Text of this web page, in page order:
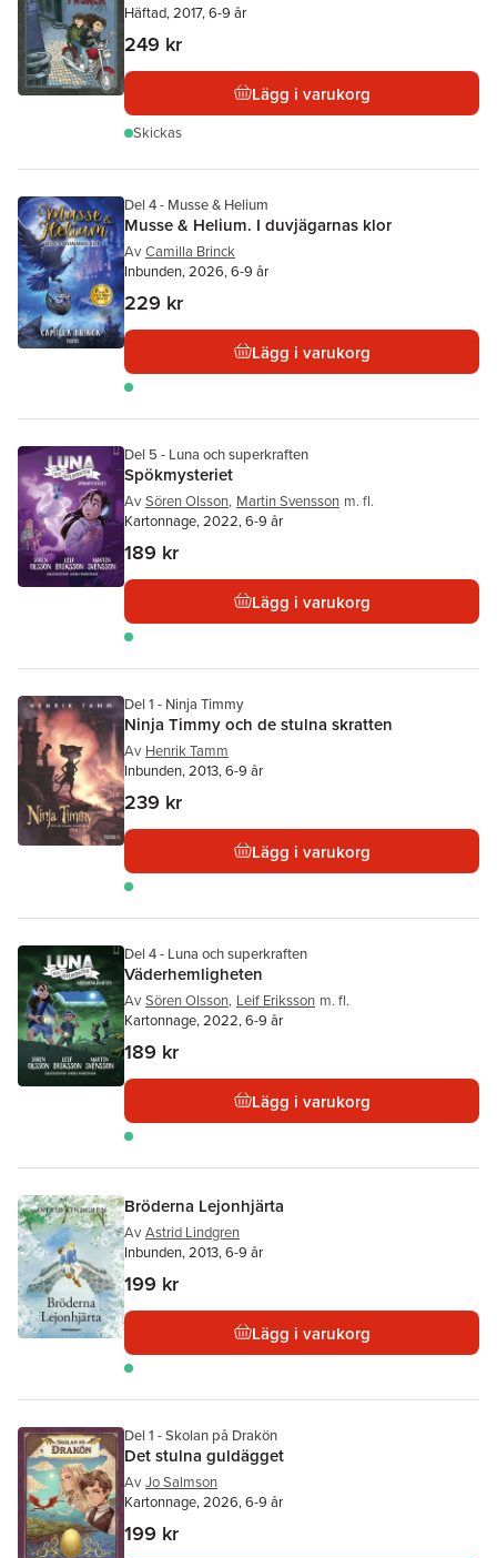
Häftad, 2017, 6-9 år
249 kr
Lägg i varukorg
Skickas
Del 4 - Musse & Helium
Musse & Helium. I duvjägarnas klor
Av Camilla Brinck
Inbunden, 2026, 6-9 år
229 kr
Lägg i varukorg
Del 5 - Luna och superkraften
Spökmysteriet
Av Sören Olsson, Martin Svensson m. fl.
Kartonnage, 2022, 6-9 år
189 kr
Lägg i varukorg
Del 1 - Ninja Timmy
Ninja Timmy och de stulna skratten
Av Henrik Tamm
Inbunden, 2013, 6-9 år
239 kr
Lägg i varukorg
Del 4 - Luna och superkraften
Väderhemligheten
Av Sören Olsson, Leif Eriksson m. fl.
Kartonnage, 2022, 6-9 år
189 kr
Lägg i varukorg
Bröderna Lejonhjärta
Av Astrid Lindgren
Inbunden, 2013, 6-9 år
199 kr
Lägg i varukorg
Del 1 - Skolan på Drakön
Det stulna guldägget
Av Jo Salmson
Kartonnage, 2026, 6-9 år
199 kr